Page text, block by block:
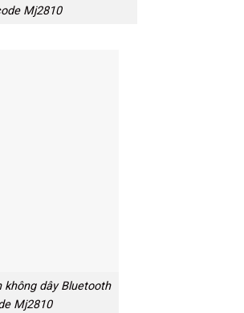
Mj2810
dây Bluetooth
Mj2810